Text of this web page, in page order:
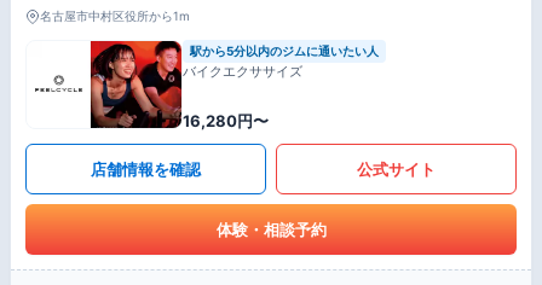
名古屋市中村区役所から1m
駅から5分以内のジムに通いたい人
バイクエクササイズ
16,280円〜
店舗情報を確認 公式サイト
体験・相談予約